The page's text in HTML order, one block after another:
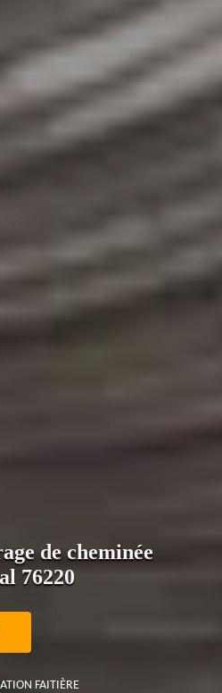
de cheminée
76220
FAITIÈRE